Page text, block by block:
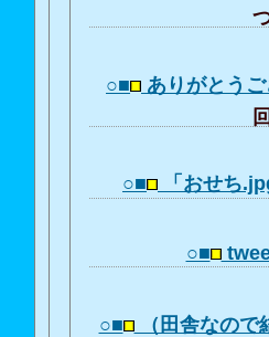
○■ ありがとう
○■ 「おせち
○■
○■ （田舎なの